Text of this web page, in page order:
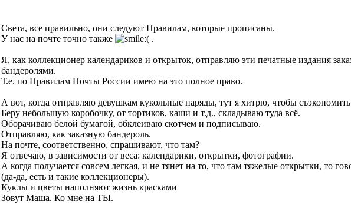
Света, все правильно, они следуют Правилам, которые прописаны.
У нас на почте точно также
.
Я, как коллекционер календариков и открыток, отправляю эти печатные издания
бандеролями.
Т.е. по Правилам Почты России имею на это полное право.
А вот, когда отправляю девушкам кукольные наряды, тут я хитрю, чтобы съэкономить
Беру небольшую коробочку, от тортиков, каши и т.д., складываю туда всё.
Оборачиваю белой бумагой, обклеиваю скотчем и подписываю.
Отправляю, как заказную бандероль.
На почте, соответственно, спрашивают, что там?
Я отвечаю, в зависимости от веса: календарики, открытки, фотографии.
А когда получается совсем легкая, и не тянет на то, что там тяжелые открытки, то
(да-да, есть и такие коллекционеры).
Куклы и цветы наполняют жизнь красками
Зовут Маша. Ко мне на ТЫ.